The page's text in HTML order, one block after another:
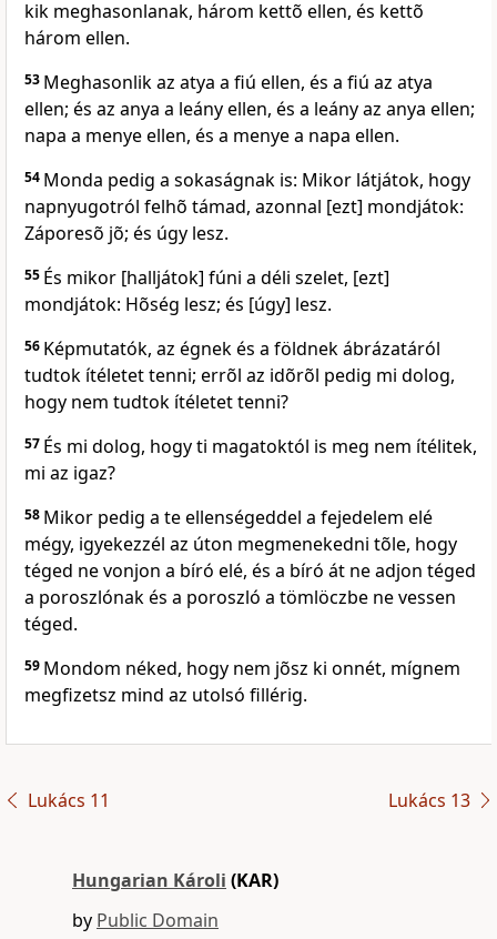
kik meghasonlanak, három kettõ ellen, és kettõ
három ellen.
53 Meghasonlik az atya a fiú ellen, és a fiú az atya
ellen; és az anya a leány ellen, és a leány az anya ellen;
napa a menye ellen, és a menye a napa ellen.
54 Monda pedig a sokaságnak is: Mikor látjátok, hogy
napnyugotról felhõ támad, azonnal [ezt] mondjátok:
Záporesõ jõ; és úgy lesz.
55 És mikor [halljátok] fúni a déli szelet, [ezt]
mondjátok: Hõség lesz; és [úgy] lesz.
56 Képmutatók, az égnek és a földnek ábrázatáról
tudtok ítéletet tenni; errõl az idõrõl pedig mi dolog,
hogy nem tudtok ítéletet tenni?
57 És mi dolog, hogy ti magatoktól is meg nem ítélitek,
mi az igaz?
58 Mikor pedig a te ellenségeddel a fejedelem elé
mégy, igyekezzél az úton megmenekedni tõle, hogy
téged ne vonjon a bíró elé, és a bíró át ne adjon téged
a poroszlónak és a poroszló a tömlöczbe ne vessen
téged.
59 Mondom néked, hogy nem jõsz ki onnét, mígnem
megfizetsz mind az utolsó fillérig.
Lukács 11 Lukács 13
Hungarian Károli (KAR)
by Public Domain